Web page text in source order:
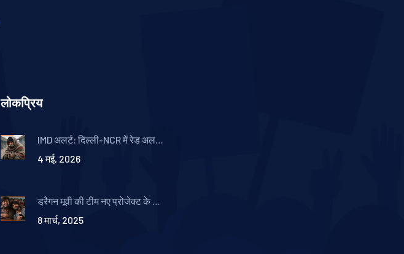
लोकप्रिय
IMD अलर्ट: दिल्ली-NCR में रेड अलर्ट,
चेतावनी
4 मई, 2026
ड्रैगन मूवी की टीम नए प्रोजेक्ट के लिए
8 मार्च, 2025